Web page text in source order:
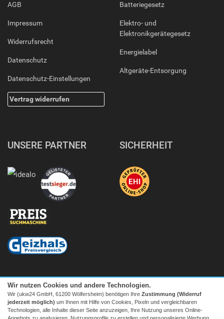
AGB
Impressum
Widerrufsrecht
Datenschutz
Datenschutz-Einstellungen
Vertrag widerrufen
Batteriegesetz
Elektro- und
Elektronikgerätegesetz
Energielabel
Altgeräte-Entsorgung
UNSERE PARTNER SICHERHEIT
Wir nutzen Cookies und andere Technologien.
Wir (ukw24 GmbH, 61200 Wölfersheim) benötigen Ihre Zustimmung (Widerruf
jederzeit möglich) um Ihnen mit Hilfe von Cookies, Pixeln und vergleichbaren
Technologien, alle Inhalte dieser Seite anzuzeigen, Ihre Nutzung unseres Online-